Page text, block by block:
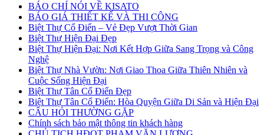
BÁO CHÍ NÓI VỀ KISATO
BÁO GIÁ THIẾT KẾ VÀ THI CÔNG
Biệt Thự Cổ Điển – Vẻ Đẹp Vượt Thời Gian
Biệt Thự Hiện Đại Đẹp
Biệt Thự Hiện Đại: Nơi Kết Hợp Giữa Sang Trọng và Công
Nghệ
Biệt Thự Nhà Vườn: Nơi Giao Thoa Giữa Thiên Nhiên và
Cuộc Sống Hiện Đại
Biệt Thự Tân Cổ Điển Đẹp
Biệt Thự Tân Cổ Điển: Hòa Quyện Giữa Di Sản và Hiện Đại
CÂU HỎI THƯỜNG GẶP
Chính sách bảo mật thông tin khách hàng